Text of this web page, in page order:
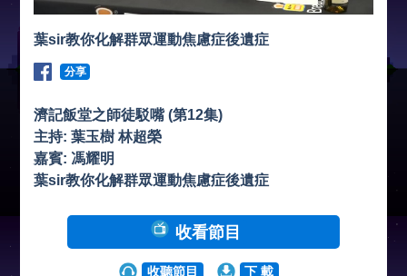
葉sir教你化解群眾運動焦慮症後遺症
分享
濟記飯堂之師徒駁嘴 (第12集)
主持: 葉玉樹 林超榮
嘉賓: 馮耀明
葉sir教你化解群眾運動焦慮症後遺症
收看節目
收聽節目 下 載